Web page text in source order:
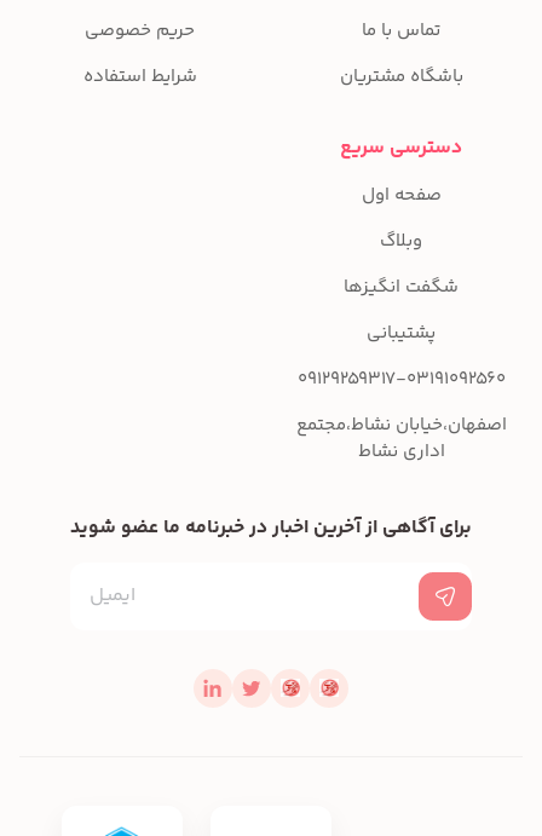
تماس با ما
باشگاه مشتریان
حریم خصوصی
شرایط استفاده
دسترسی سریع
صفحه اول
وبلاگ
شگفت انگیزها
پشتیبانی
09129259317-03191092560
اصفهان،خیابان نشاط،مجتمع
اداری نشاط
برای آگاهی از آخرین اخبار در خبرنامه ما عضو شوید